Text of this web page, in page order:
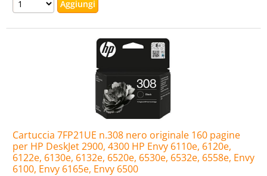
Cartuccia 7FP21UE n.308 nero originale 160 pagine
per HP DeskJet 2900, 4300 HP Envy 6110e, 6120e,
6122e, 6130e, 6132e, 6520e, 6530e, 6532e, 6558e, Envy
6100, Envy 6165e, Envy 6500